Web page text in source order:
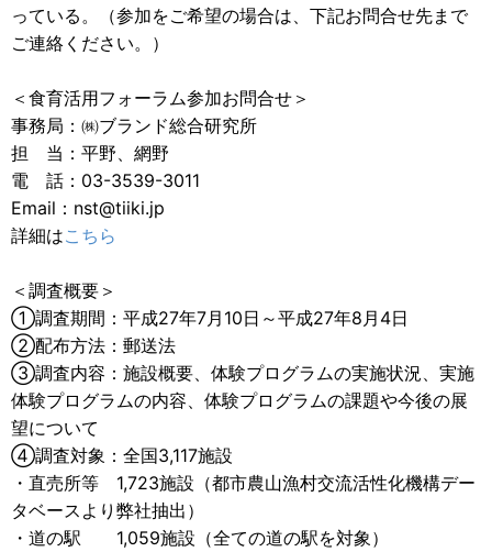
っている。（参加をご希望の場合は、下記お問合せ先まで
ご連絡ください。）
＜食育活用フォーラム参加お問合せ＞
事務局：㈱ブランド総合研究所
担 当：平野、網野
電 話：03-3539-3011
Email：nst@tiiki.jp
詳細はこちら
＜調査概要＞
①調査期間：平成27年7月10日～平成27年8月4日
②配布方法：郵送法
③調査内容：施設概要、体験プログラムの実施状況、実施
体験プログラムの内容、体験プログラムの課題や今後の展
望について
④調査対象：全国3,117施設
・直売所等 1,723施設（都市農山漁村交流活性化機構デー
タベースより弊社抽出）
・道の駅 1,059施設（全ての道の駅を対象）